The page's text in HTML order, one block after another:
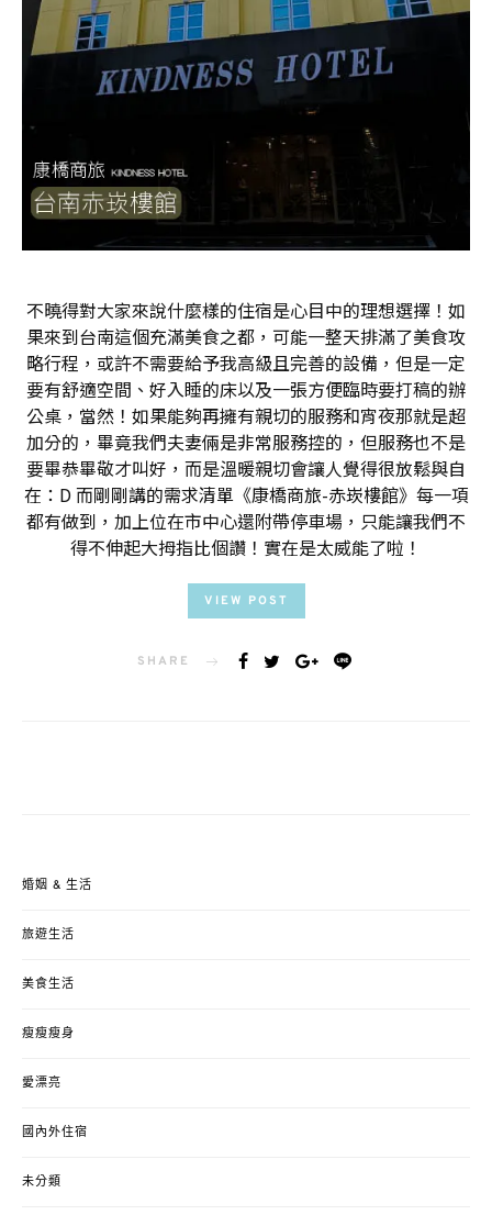
不曉得對大家來說什麼樣的住宿是心目中的理想選擇！如
果來到台南這個充滿美食之都，可能一整天排滿了美食攻
略行程，或許不需要給予我高級且完善的設備，但是一定
要有舒適空間、好入睡的床以及一張方便臨時要打稿的辦
公桌，當然！如果能夠再擁有親切的服務和宵夜那就是超
加分的，畢竟我們夫妻倆是非常服務控的，但服務也不是
要畢恭畢敬才叫好，而是溫暖親切會讓人覺得很放鬆與自
在：D 而剛剛講的需求清單《康橋商旅-赤崁樓館》每一項
都有做到，加上位在市中心還附帶停車場，只能讓我們不
得不伸起大拇指比個讚！實在是太威能了啦！
VIEW POST
SHARE
婚姻 & 生活
旅遊生活
美食生活
瘦瘦瘦身
愛漂亮
國內外住宿
未分類